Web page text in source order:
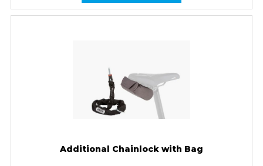
Additional Chainlock with Bag